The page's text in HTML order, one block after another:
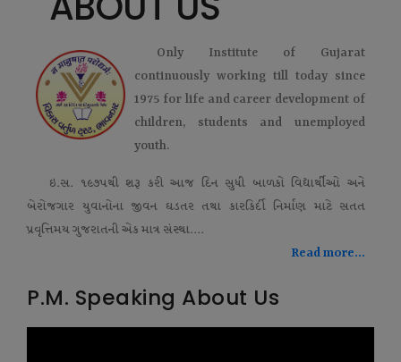
Only Institute of Gujarat
continuously working till today since
1975 for life and career development of
children, students and unemployed
youth.
ઇ.સ. ૧૯૭૫થી શરૂ કરી આજ દિન સુધી બાળકો વિદ્યાર્થીઓ અને
બેરોજગાર યુવાનોના જીવન ઘડતર તથા કારકિર્દી નિર્માણ માટે સતત
પ્રવૃત્તિમય ગુજરાતની એક માત્ર સંસ્થા....
Read more...
P.M. Speaking About Us